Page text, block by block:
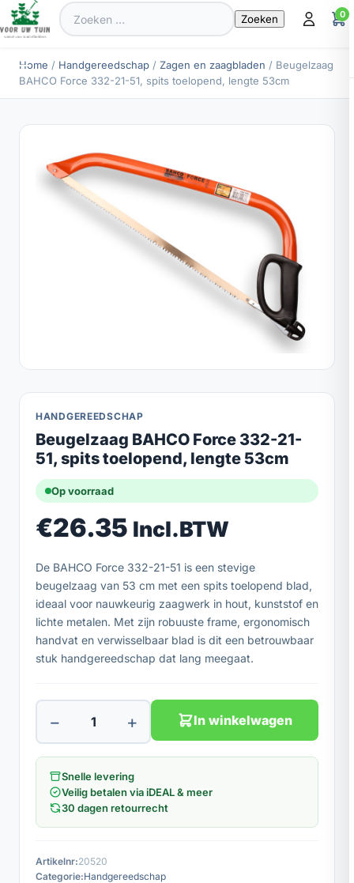
Zoeken
naar:
0
Home / Handgereedschap / Zagen en zaagbladen / Beugelzaag
BAHCO Force 332-21-51, spits toelopend, lengte 53cm
HANDGEREEDSCHAP
Beugelzaag BAHCO Force 332-21-
51, spits toelopend, lengte 53cm
Op voorraad
€26.35 Incl.BTW
De BAHCO Force 332-21-51 is een stevige
beugelzaag van 53 cm met een spits toelopend blad,
ideaal voor nauwkeurig zaagwerk in hout, kunststof en
lichte metalen. Met zijn robuuste frame, ergonomisch
handvat en verwisselbaar blad is dit een betrouwbaar
stuk handgereedschap dat lang meegaat.
− + In winkelwagen
Snelle levering
Veilig betalen via iDEAL & meer
30 dagen retourrecht
Artikelnr:20520
Categorie:Handgereedschap